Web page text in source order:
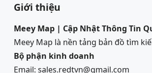
Giới thiệu
Meey Map | Cập Nhật Thông Tin
Meey Map là nền tảng bản đồ tìm
Bộ phận kinh doanh
Email: sales.redtvn@gmail.com